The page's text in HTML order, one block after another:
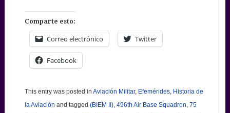
Comparte esto:
Correo electrónico Twitter
Facebook
This entry was posted in Aviación Militar, Efemérides, Historia de
la Aviación and tagged (BIEM II), 496th Air Base Squadron 75